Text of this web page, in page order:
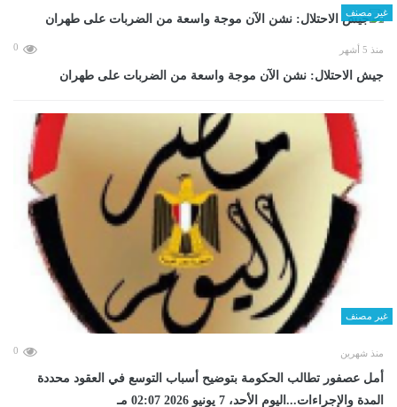
غير مصنف
منذ 5 أشهر 0
جيش الاحتلال: نشن الآن موجة واسعة من الضربات على طهران
غير مصنف
منذ شهرين 0
أمل عصفور تطالب الحكومة بتوضيح أسباب التوسع في العقود محددة
المدة والإجراءات...اليوم الأحد، 7 يونيو 2026 02:07 مـ